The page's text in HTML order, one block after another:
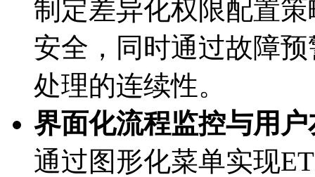
制定差异化权限配置策略
安全，同时通过故障
处理的连续性。
界面化流程监控与用户友
通过图形化菜单实现